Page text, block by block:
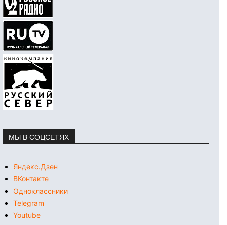
МЫ В СОЦСЕТЯХ
Яндекс.Дзен
ВКонтакте
Одноклассники
Telegram
Youtube